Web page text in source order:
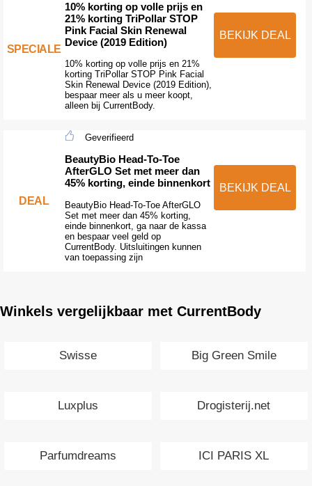
SPECIALE
10% korting op volle prijs en
21% korting TriPollar STOP
Pink Facial Skin Renewal
Device (2019 Edition)
10% korting op volle prijs en 21%
korting TriPollar STOP Pink Facial
Skin Renewal Device (2019 Edition),
bespaar meer als u meer koopt,
alleen bij CurrentBody.
BEKIJK DEAL
DEAL
Geverifieerd
BeautyBio Head-To-Toe
AfterGLO Set met meer dan
45% korting, einde binnenkort
BeautyBio Head-To-Toe AfterGLO
Set met meer dan 45% korting,
einde binnenkort, ga naar de kassa
en bespaar veel geld op
CurrentBody. Uitsluitingen kunnen
van toepassing zijn
BEKIJK DEAL
Winkels vergelijkbaar met CurrentBody
Swisse Big Green Smile
Luxplus Drogisterij.net
Parfumdreams ICI PARIS XL